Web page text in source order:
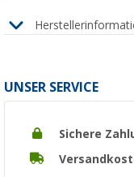
UNSER SERVICE
Sichere